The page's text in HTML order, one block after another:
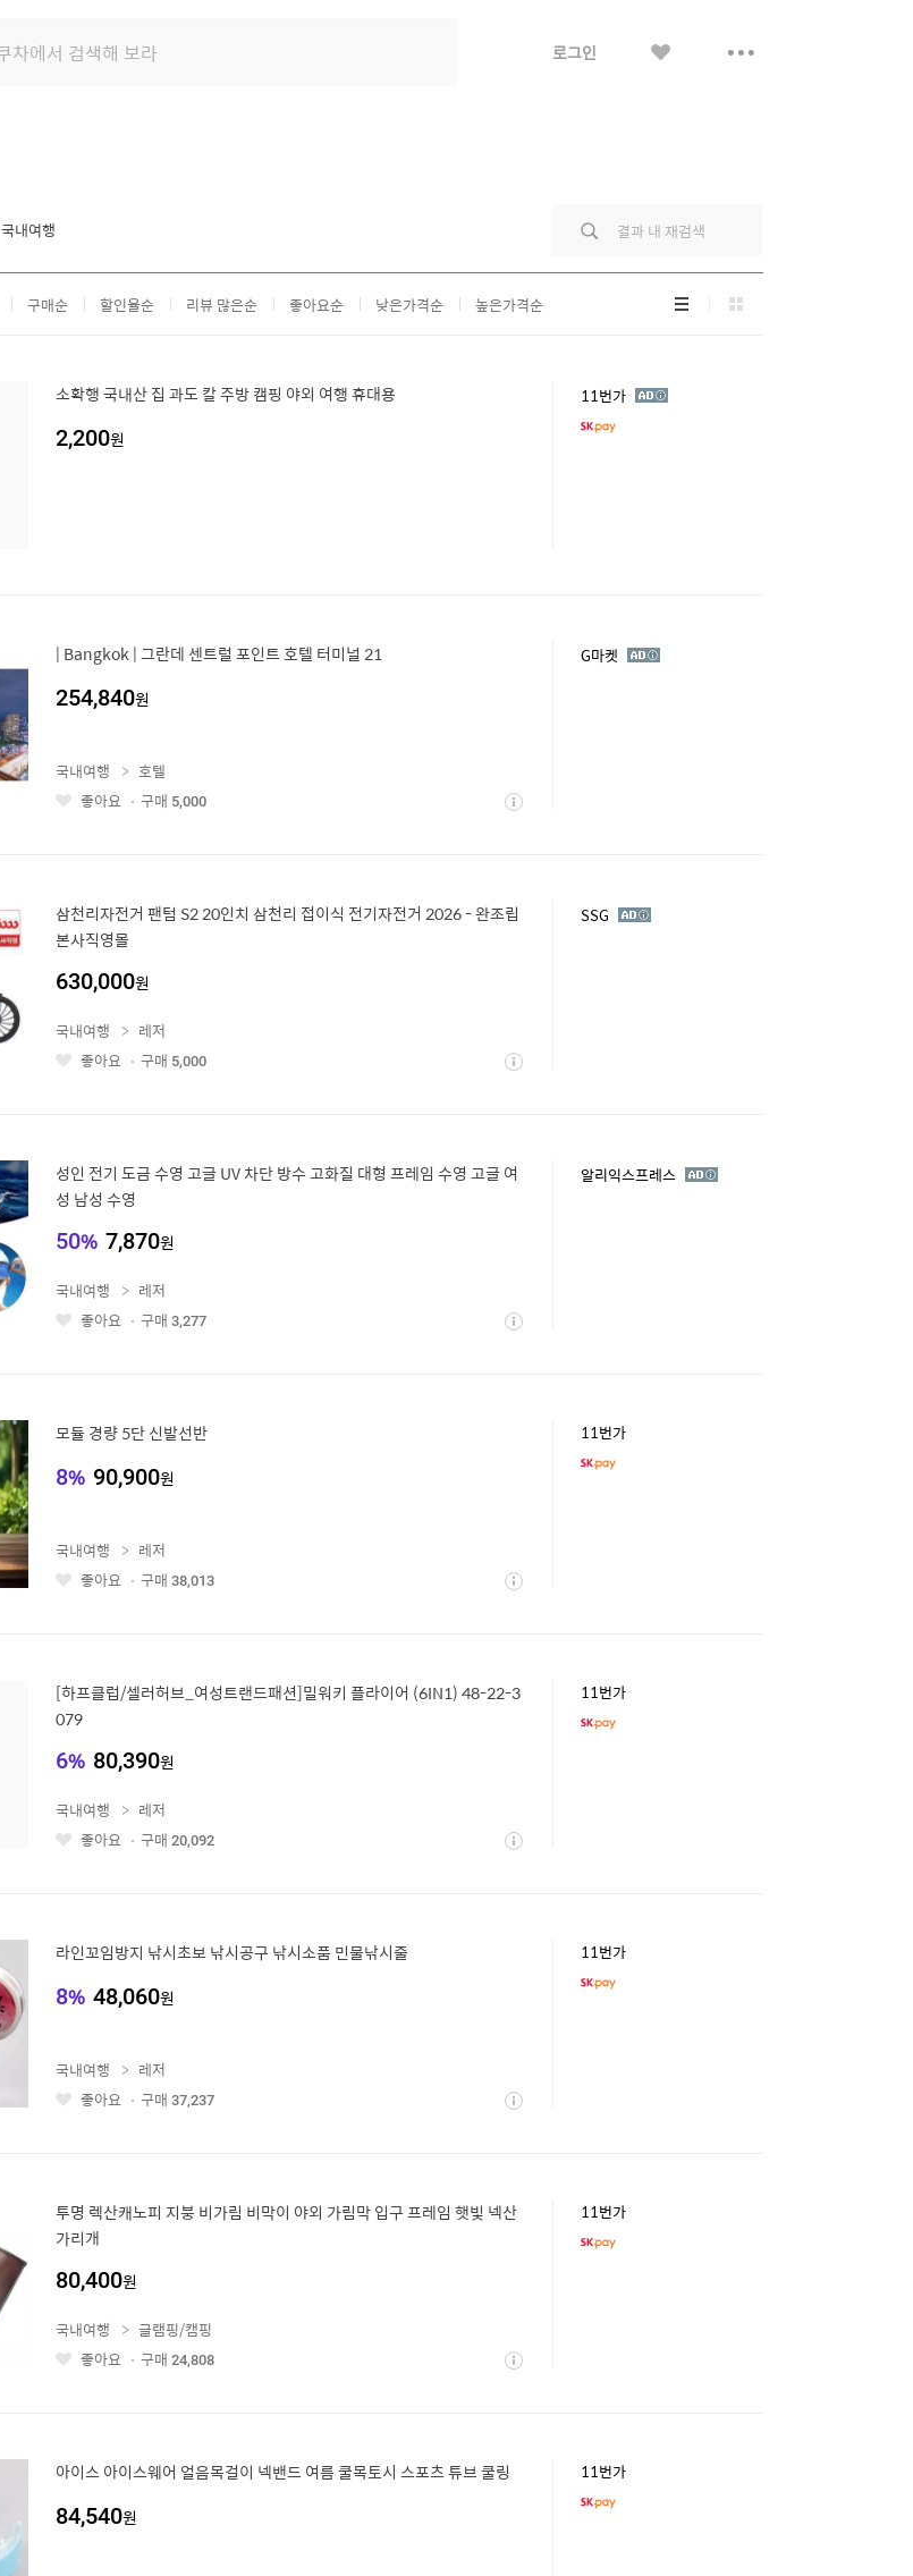
로그인 보
국내여행
구매순 할인율순 리뷰 많은순 좋아요순 낮은가격순 높은가격순 리
스
그
리
소확행 국내산 집 과도 칼 주방 캠핑 야외 여행 휴대용
2,200원
11번가 광
| Bangkok | 그란데 센트럴 포인트 호텔 터미널 21
254,840원
G마켓 광
좋 상
국내여행
호텔
좋아요
구매 5,000
삼천리자전거 팬텀 S2 20인치 삼천리 접이식 전기자전거 2026 - 완조립
본사직영몰
630,000원
SSG 광
좋 상
국내여행
레저
좋아요
구매 5,000
성인 전기 도금 수영 고글 UV 차단 방수 고화질 대형 프레임 수영 고글 여
성 남성 수영
50% 7,870원
알리익스프레스 광
좋 상
국내여행
레저
좋아요
구매 3,277
모듈 경량 5단 신발선반
8% 90,900원
11번가
좋 상
국내여행
레저
좋아요
구매 38,013
[하프클럽/셀러허브_여성트랜드패션]밀워키 플라이어 (6IN1) 48-22-3
079
6% 80,390원
11번가
좋 상
국내여행
레저
좋아요
구매 20,092
라인꼬임방지 낚시초보 낚시공구 낚시소품 민물낚시줄
8% 48,060원
11번가
좋 상
국내여행
레저
좋아요
구매 37,237
투명 렉산캐노피 지붕 비가림 비막이 야외 가림막 입구 프레임 햇빛 넥산
가리개
80,400원
11번가
좋 상
국내여행
글램핑/캠핑
좋아요
구매 24,808
아이스 아이스웨어 얼음목걸이 넥밴드 여름 쿨목토시 스포츠 튜브 쿨링
84,540원
11번가